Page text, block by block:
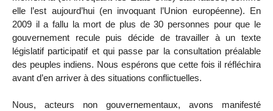
elle l’est aujourd’hui (en invoquant l’Union européenne). En
2009 il a fallu la mort de plus de 30 personnes pour que le
gouvernement recule puis décide de travailler à un texte
législatif participatif et qui passe par la consultation préalable
des peuples indiens. Nous espérons que cette fois il réfléchira
avant d’en arriver à des situations conflictuelles.
Nous, acteurs non gouvernementaux, avons manifesté